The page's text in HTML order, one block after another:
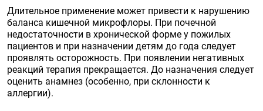
Длительное применение может привести к нарушению
баланса кишечной микрофлоры. При почечной
недостаточности в хронической форме у пожилых
пациентов и при назначении детям до года следует
проявлять осторожность. При появлении негативных
реакций терапия прекращается. До назначения следует
оценить анамнез (особенно, при склонности к
аллергии).